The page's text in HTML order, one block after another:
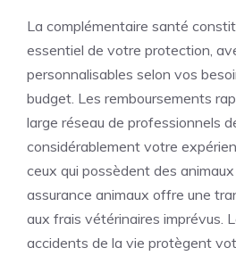
La complémentaire santé
essentiel de votre protection,
personnalisables selon vos
budget. Les remboursements
large réseau de professionnels
considérablement votre
ceux qui possèdent des
assurance animaux offre une
aux frais vétérinaires imprévus.
accidents de la vie protègent